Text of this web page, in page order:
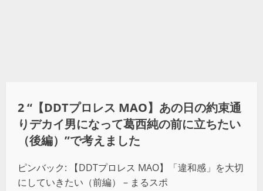
2 “ 【DDTプロレス MAO】あの日の約束通
りデカイ男になって葛西純の前に立ちたい
（後編） ”で考えました
ピンバック:
【DDTプロレス MAO】「違和感」を大切
にしていきたい（前編） – まるスポ